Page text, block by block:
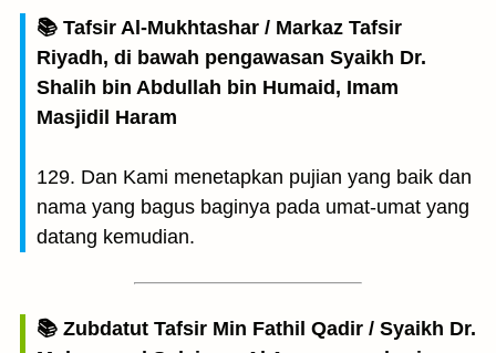
📚 Tafsir Al-Mukhtashar / Markaz Tafsir
Riyadh, di bawah pengawasan Syaikh Dr.
Shalih bin Abdullah bin Humaid, Imam
Masjidil Haram
129. Dan Kami menetapkan pujian yang baik dan
nama yang bagus baginya pada umat-umat yang
datang kemudian.
📚 Zubdatut Tafsir Min Fathil Qadir / Syaikh Dr.